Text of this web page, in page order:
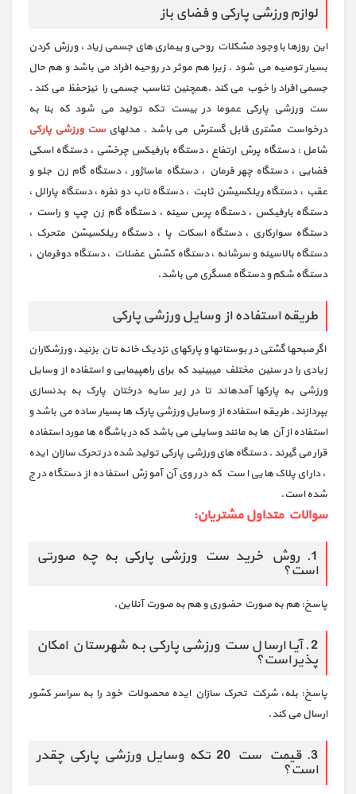
لوازم ورزشی پارکی و فضای باز
این روزها با وجود مشکلات روحی و بیماری های جسمی زیاد ، ورزش کردن
بسیار توصیه می شود . زیرا هم موثر در روحیه افراد می باشد و هم حال
جسمی افراد را خوب می کند .همچنین تناسب جسمی را نیزحفظ می کند .
ست ورزشی پارکی عموما در بیست تکه تولید می شود که بنا به
درخواست مشتری قابل گسترش می باشد . مدلهایست ورزشی پارکی
شامل : دستگاه پرش ارتفاع ، دستگاه بارفیکس چرخشی ، دستگاه اسکی
فضایی ، دستگاه چهر فرمان ، دستگاه ماساژور ، دستگاه گام زن جلو و
عقب ، دستگاه ریلکسیشن ثابت ، دستگاه تاب دو نفره ، دستگاه پارالل ،
دستگاه بارفیکس ، دستگاه پرس سینه ، دستگاه گام زن چپ و راست ،
دستگاه سوارکاری ، دستگاه اسکات پا ، دستگاه ریلکسیشن متحرک ،
دستگاه بالاسینه و سرشانه ، دستگاه کشش عضلات ، دستگاه دوفرمان ،
دستگاه شکم و دستگاه مسگری می باشد.
طریقه استفاده از وسایل ورزشی پارکی
اگر صبحها گشتی در بوستانها و پارکهای نزدیک خانه تان بزنید، ورزشکاران
زیادی را در سنین مختلف میبینید که برای راهپیمایی و استفاده از وسایل
ورزشی به پارکها آمدهاند تا در زیر سایه درختان پارک به بدنسازی
بپردازند. طریقه استفاده از وسایل ورزشی پارک ها بسیار ساده می باشد و
استفاده از آن ها به مانند وسایلی می باشد که در باشگاه ها مورد استفاده
قرار می گیرند . دستگاه های ورزشی پارکی تولید شده در تحرک سازان ایده
، دارای پلاک هایی است که در روی آن آموزش استفاده از دستگاه درج
شده است.
سوالات متداول مشتریان:
1. روش خرید ست ورزشی پارکی به چه صورتی
است؟
پاسخ: هم به صورت حضوری و هم به صورت آنلاین.
2. آیا ارسال ست ورزشی پارکی به شهرستان امکان
پذیر است؟
پاسخ: بله، شرکت تحرک سازان ایده محصولات خود را به سراسر کشور
ارسال می کند.
3. قیمت ست 20 تکه وسایل ورزشی پارکی چقدر
است؟